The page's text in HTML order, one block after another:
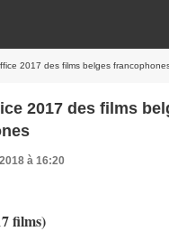
2017 des films belges
2017 des films
à 16:20
films)